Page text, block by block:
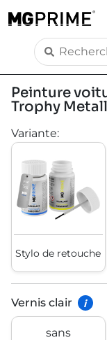
Peinture
Trophy
Variante:
Stylo de retouche
Vernis clair i
sans